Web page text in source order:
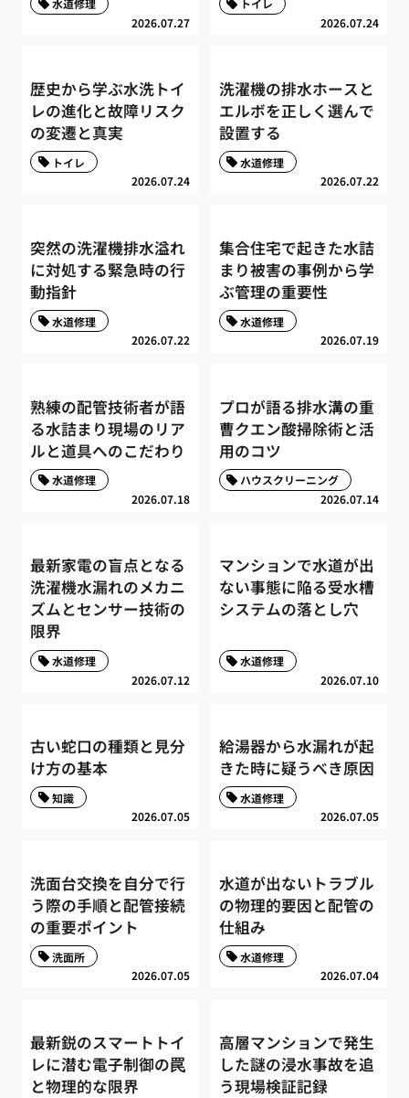
2026.07.27
水道修理
2026.07.24
トイレ
歴史から学ぶ水洗トイ
レの進化と故障リスク
の変遷と真実
2026.07.24
トイレ
洗濯機の排水ホースと
エルボを正しく選んで
設置する
2026.07.22
水道修理
突然の洗濯機排水溢れ
に対処する緊急時の行
動指針
2026.07.22
水道修理
集合住宅で起きた水詰
まり被害の事例から学
ぶ管理の重要性
2026.07.19
水道修理
熟練の配管技術者が語
る水詰まり現場のリア
ルと道具へのこだわり
2026.07.18
水道修理
プロが語る排水溝の重
曹クエン酸掃除術と活
用のコツ
2026.07.14
ハウスクリーニング
最新家電の盲点となる
洗濯機水漏れのメカニ
ズムとセンサー技術の
限界
2026.07.12
水道修理
マンションで水道が出
ない事態に陥る受水槽
システムの落とし穴
2026.07.10
水道修理
古い蛇口の種類と見分
け方の基本
2026.07.05
知識
給湯器から水漏れが起
きた時に疑うべき原因
2026.07.05
水道修理
洗面台交換を自分で行
う際の手順と配管接続
の重要ポイント
2026.07.05
洗面所
水道が出ないトラブル
の物理的要因と配管の
仕組み
2026.07.04
水道修理
最新鋭のスマートトイ
レに潜む電子制御の罠
と物理的な限界
高層マンションで発生
した謎の浸水事故を追
う現場検証記録